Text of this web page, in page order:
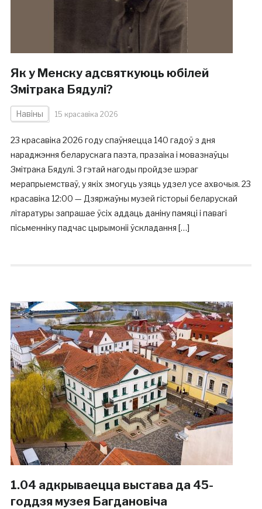
Як у Менску адсвяткуюць юбілей
Змітрака Бядулі?
Навіны 15 красавіка 2026
23 красавіка 2026 году спаўняецца 140 гадоў з дня
нараджэння беларускага паэта, празаіка і мовазнаўцы
Змітрака Бядулі. З гэтай нагоды пройдзе шэраг
мерапрыемстваў, у якіх змогуць узяць удзел усе ахвочыя. 23
красавіка 12:00 — Дзяржаўны музей гісторыі беларускай
літаратуры запрашае ўсіх аддаць даніну памяці і павагі
пісьменніку падчас цырымоніі ўскладання […]
1.04 адкрываецца выстава да 45-
годдзя музея Багдановіча